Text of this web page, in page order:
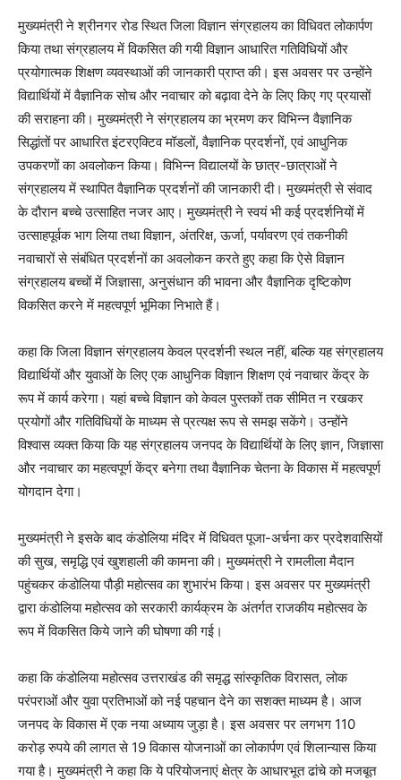
मुख्यमंत्री ने श्रीनगर रोड स्थित जिला विज्ञान संग्रहालय का विधिवत लोकार्पण
किया तथा संग्रहालय में विकसित की गयी विज्ञान आधारित गतिविधियों और
प्रयोगात्मक शिक्षण व्यवस्थाओं की जानकारी प्राप्त की। इस अवसर पर उन्होंने
विद्यार्थियों में वैज्ञानिक सोच और नवाचार को बढ़ावा देने के लिए किए गए प्रयासों
की सराहना की। मुख्यमंत्री ने संग्रहालय का भ्रमण कर विभिन्न वैज्ञानिक
सिद्धांतों पर आधारित इंटरएक्टिव मॉडलों, वैज्ञानिक प्रदर्शनों, एवं आधुनिक
उपकरणों का अवलोकन किया। विभिन्न विद्यालयों के छात्र-छात्राओं ने
संग्रहालय में स्थापित वैज्ञानिक प्रदर्शनों की जानकारी दी। मुख्यमंत्री से संवाद
के दौरान बच्चे उत्साहित नजर आए। मुख्यमंत्री ने स्वयं भी कई प्रदर्शनियों में
उत्साहपूर्वक भाग लिया तथा विज्ञान, अंतरिक्ष, ऊर्जा, पर्यावरण एवं तकनीकी
नवाचारों से संबंधित प्रदर्शनों का अवलोकन करते हुए कहा कि ऐसे विज्ञान
संग्रहालय बच्चों में जिज्ञासा, अनुसंधान की भावना और वैज्ञानिक दृष्टिकोण
विकसित करने में महत्वपूर्ण भूमिका निभाते हैं।
कहा कि जिला विज्ञान संग्रहालय केवल प्रदर्शनी स्थल नहीं, बल्कि यह संग्रहालय
विद्यार्थियों और युवाओं के लिए एक आधुनिक विज्ञान शिक्षण एवं नवाचार केंद्र के
रूप में कार्य करेगा। यहां बच्चे विज्ञान को केवल पुस्तकों तक सीमित न रखकर
प्रयोगों और गतिविधियों के माध्यम से प्रत्यक्ष रूप से समझ सकेंगे। उन्होंने
विश्वास व्यक्त किया कि यह संग्रहालय जनपद के विद्यार्थियों के लिए ज्ञान, जिज्ञासा
और नवाचार का महत्वपूर्ण केंद्र बनेगा तथा वैज्ञानिक चेतना के विकास में महत्वपूर्ण
योगदान देगा।
मुख्यमंत्री ने इसके बाद कंडोलिया मंदिर में विधिवत पूजा-अर्चना कर प्रदेशवासियों
की सुख, समृद्धि एवं खुशहाली की कामना की। मुख्यमंत्री ने रामलीला मैदान
पहुंचकर कंडोलिया पौड़ी महोत्सव का शुभारंभ किया। इस अवसर पर मुख्यमंत्री
द्वारा कंडोलिया महोत्सव को सरकारी कार्यक्रम के अंतर्गत राजकीय महोत्सव के
रूप में विकसित किये जाने की घोषणा की गई।
कहा कि कंडोलिया महोत्सव उत्तराखंड की समृद्ध सांस्कृतिक विरासत, लोक
परंपराओं और युवा प्रतिभाओं को नई पहचान देने का सशक्त माध्यम है। आज
जनपद के विकास में एक नया अध्याय जुड़ा है। इस अवसर पर लगभग 110
करोड़ रुपये की लागत से 19 विकास योजनाओं का लोकार्पण एवं शिलान्यास किया
गया है। मुख्यमंत्री ने कहा कि ये परियोजनाएं क्षेत्र के आधारभूत ढांचे को मजबूत